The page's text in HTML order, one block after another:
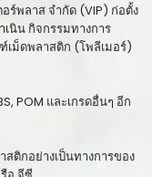
ร์พลาส จำกัด (VIP) ก่อตั้ง
นิน กิจกรรมทางการ
ม็ดพลาสติก (โพลีเมอร์)
POM และเกรดอื่นๆ อีก
สติกอย่างเป็นทางการของ